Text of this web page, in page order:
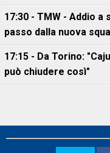
17:30 - TMW - Addio a
passo dalla nuova
17:15 - Da Torino:
può chiudere così"